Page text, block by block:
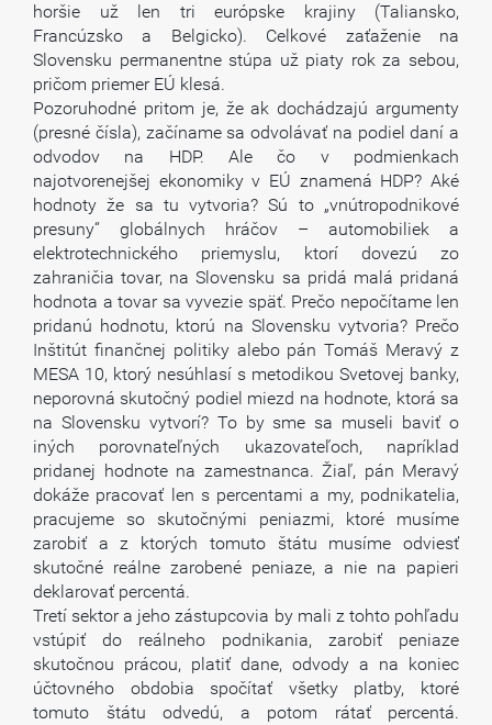
horšie už len tri európske krajiny (Taliansko,
Francúzsko a Belgicko). Celkové zaťaženie na
Slovensku permanentne stúpa už piaty rok za sebou,
pričom priemer EÚ klesá.
Pozoruhodné pritom je, že ak dochádzajú argumenty
(presné čísla), začíname sa odvolávať na podiel daní a
odvodov na HDP. Ale čo v podmienkach
najotvorenejšej ekonomiky v EÚ znamená HDP? Aké
hodnoty že sa tu vytvoria? Sú to „vnútropodnikové
presuny“ globálnych hráčov – automobiliek a
elektrotechnického priemyslu, ktorí dovezú zo
zahraničia tovar, na Slovensku sa pridá malá pridaná
hodnota a tovar sa vyvezie späť. Prečo nepočítame len
pridanú hodnotu, ktorú na Slovensku vytvoria? Prečo
Inštitút finančnej politiky alebo pán Tomáš Meravý z
MESA 10, ktorý nesúhlasí s metodikou Svetovej banky,
neporovná skutočný podiel miezd na hodnote, ktorá sa
na Slovensku vytvorí? To by sme sa museli baviť o
iných porovnateľných ukazovateľoch, napríklad
pridanej hodnote na zamestnanca. Žiaľ, pán Meravý
dokáže pracovať len s percentami a my, podnikatelia,
pracujeme so skutočnými peniazmi, ktoré musíme
zarobiť a z ktorých tomuto štátu musíme odviesť
skutočné reálne zarobené peniaze, a nie na papieri
deklarovať percentá.
Tretí sektor a jeho zástupcovia by mali z tohto pohľadu
vstúpiť do reálneho podnikania, zarobiť peniaze
skutočnou prácou, platiť dane, odvody a na koniec
účtovného obdobia spočítať všetky platby, ktoré
tomuto štátu odvedú, a potom rátať percentá.